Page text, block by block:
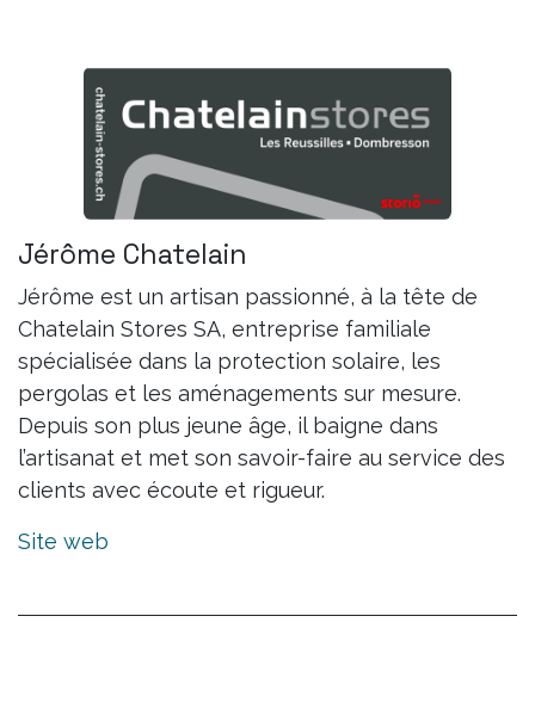
Jérôme Chatelain
Jérôme est un artisan passionné, à la tête de
Chatelain Stores SA, entreprise familiale
spécialisée dans la protection solaire, les
pergolas et les aménagements sur mesure.
Depuis son plus jeune âge, il baigne dans
l’artisanat et met son savoir-faire au service des
clients avec écoute et rigueur.
Site web